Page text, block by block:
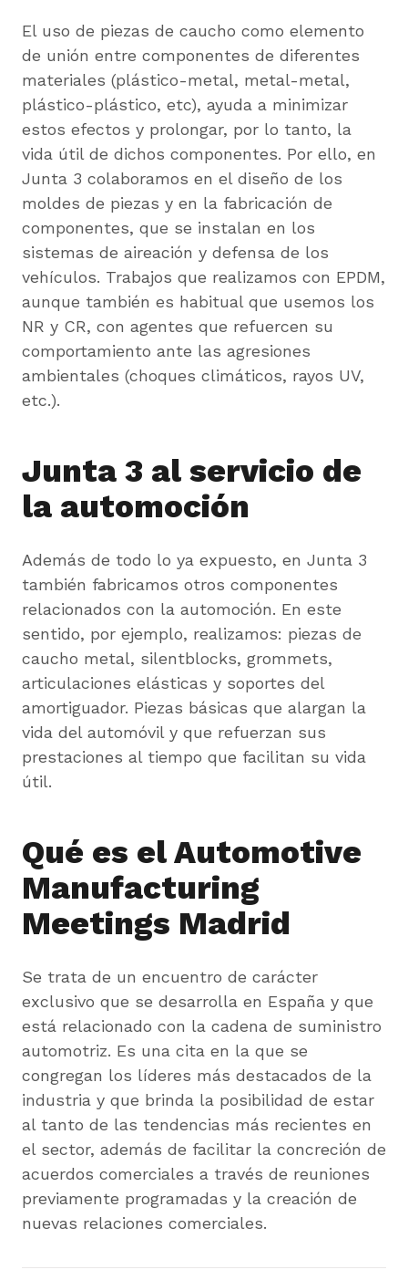
El uso de piezas de caucho como elemento
de unión entre componentes de diferentes
materiales (plástico-metal, metal-metal,
plástico-plástico, etc), ayuda a minimizar
estos efectos y prolongar, por lo tanto, la
vida útil de dichos componentes. Por ello, en
Junta 3 colaboramos en el diseño de los
moldes de piezas y en la fabricación de
componentes, que se instalan en los
sistemas de aireación y defensa de los
vehículos. Trabajos que realizamos con EPDM,
aunque también es habitual que usemos los
NR y CR, con agentes que refuercen su
comportamiento ante las agresiones
ambientales (choques climáticos, rayos UV,
etc.).
Junta 3 al servicio de
la automoción
Además de todo lo ya expuesto, en Junta 3
también fabricamos otros componentes
relacionados con la automoción. En este
sentido, por ejemplo, realizamos: piezas de
caucho metal, silentblocks, grommets,
articulaciones elásticas y soportes del
amortiguador. Piezas básicas que alargan la
vida del automóvil y que refuerzan sus
prestaciones al tiempo que facilitan su vida
útil.
Qué es el Automotive
Manufacturing
Meetings Madrid
Se trata de un encuentro de carácter
exclusivo que se desarrolla en España y que
está relacionado con la cadena de suministro
automotriz. Es una cita en la que se
congregan los líderes más destacados de la
industria y que brinda la posibilidad de estar
al tanto de las tendencias más recientes en
el sector, además de facilitar la concreción de
acuerdos comerciales a través de reuniones
previamente programadas y la creación de
nuevas relaciones comerciales.